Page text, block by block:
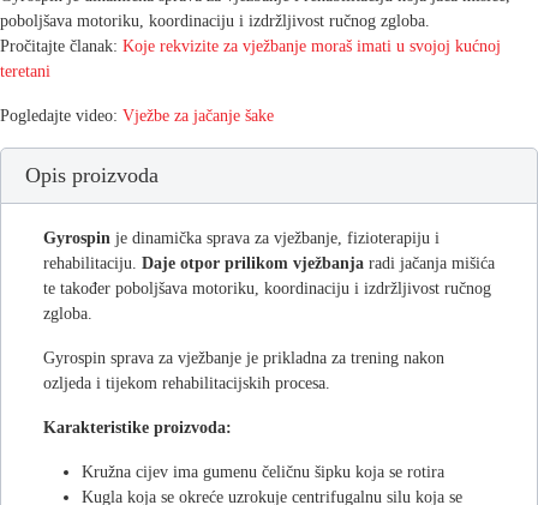
poboljšava motoriku, koordinaciju i izdržljivost ručnog zgloba.
Pročitajte članak: Koje rekvizite za vježbanje moraš imati u svojoj kućnoj
teretani
Pogledajte video: Vježbe za jačanje šake
Opis proizvoda
Gyrospin je dinamička sprava za vježbanje, fizioterapiju i
rehabilitaciju. Daje otpor prilikom vježbanja radi jačanja mišića
te također poboljšava motoriku, koordinaciju i izdržljivost ručnog
zgloba.
Gyrospin sprava za vježbanje je prikladna za trening nakon
ozljeda i tijekom rehabilitacijskih procesa.
Karakteristike proizvoda:
Kružna cijev ima gumenu čeličnu šipku koja se rotira
Kugla koja se okreće uzrokuje centrifugalnu silu koja se